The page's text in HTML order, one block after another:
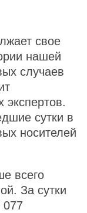
свое
нашей
случаев
сутки в
носителей
всего
За сутки
077